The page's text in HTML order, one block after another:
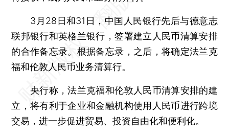
3月28日和31日，中国人民银行先后与德意志
联邦银行和英格兰银行，签署建立人民币清算安排
的合作备忘录。根据备忘录，之后，将确定法兰克
福和伦敦人民币业务清算行。
央行称，法兰克福和伦敦人民币清算安排的建
立，将有利于企业和金融机构使用人民币进行跨境
交易，进一步促进贸易、投资自由化和便利化。